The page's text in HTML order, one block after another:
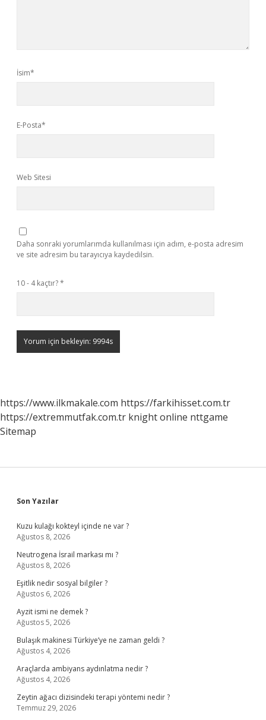
İsim*
E-Posta*
Web Sitesi
Daha sonraki yorumlarımda kullanılması için adım, e-posta adresim
ve site adresim bu tarayıcıya kaydedilsin.
10 - 4 kaçtır?*
https://www.ilkmakale.com https://farkihisset.com.tr
https://extremmutfak.com.tr knight online nttgame
Sitemap
Sidebar
Son Yazılar
Kuzu kulağı kokteyl içinde ne var ?
Ağustos 8, 2026
Neutrogena İsrail markası mı ?
Ağustos 8, 2026
Eşitlik nedir sosyal bilgiler ?
Ağustos 6, 2026
Ayzit ismi ne demek ?
Ağustos 5, 2026
Bulaşık makinesi Türkiye’ye ne zaman geldi ?
Ağustos 4, 2026
Araçlarda ambiyans aydınlatma nedir ?
Ağustos 4, 2026
Zeytin ağacı dizisindeki terapi yöntemi nedir ?
Temmuz 29, 2026